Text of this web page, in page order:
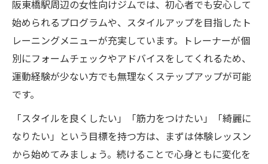
阪東橋駅周辺の女性向けジムでは、初心者でも安心して
始められるプログラムや、スタイルアップを目指したト
レーニングメニューが充実しています。トレーナーが個
別にフォームチェックやアドバイスをしてくれるため、
運動経験が少ない方でも無理なくステップアップが可能
です。
「スタイルを良くしたい」「筋力をつけたい」「綺麗に
なりたい」という目標を持つ方は、まずは体験レッスン
から始めてみましょう。続けることで心身ともに変化を